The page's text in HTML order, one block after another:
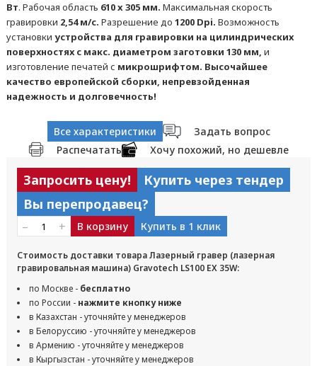
Вт. Рабочая область 610 x 305 мм. Максимальная скорость
гравировки 2,54 м/с. Разрешение до 1200 Dpi. Возможность
установки устройства для гравировки на цилиндрических
поверхностях с макс. диаметром заготовки 130 мм, и
изготовление печатей с микрошрифтом. Высочайшее
качество европейской сборки, непревзойденная
надежность и долговечность!
Все характеристики
Задать вопрос
Распечатать
Хочу похожий, но дешевле
Запросить цену!
Купить через тендер
Вы перепродавец?
– + В корзину Купить в 1 клик
Стоимость доставки товара Лазерный гравер (лазерная
гравировальная машина) Gravotech LS100 EX 35W:
по Москве - бесплатно
по России - нажмите кнопку ниже
в Казахстан - уточняйте у менеджеров
в Белоруссию - уточняйте у менеджеров
в Армению - уточняйте у менеджеров
в Кыргызстан - уточняйте у менеджеров